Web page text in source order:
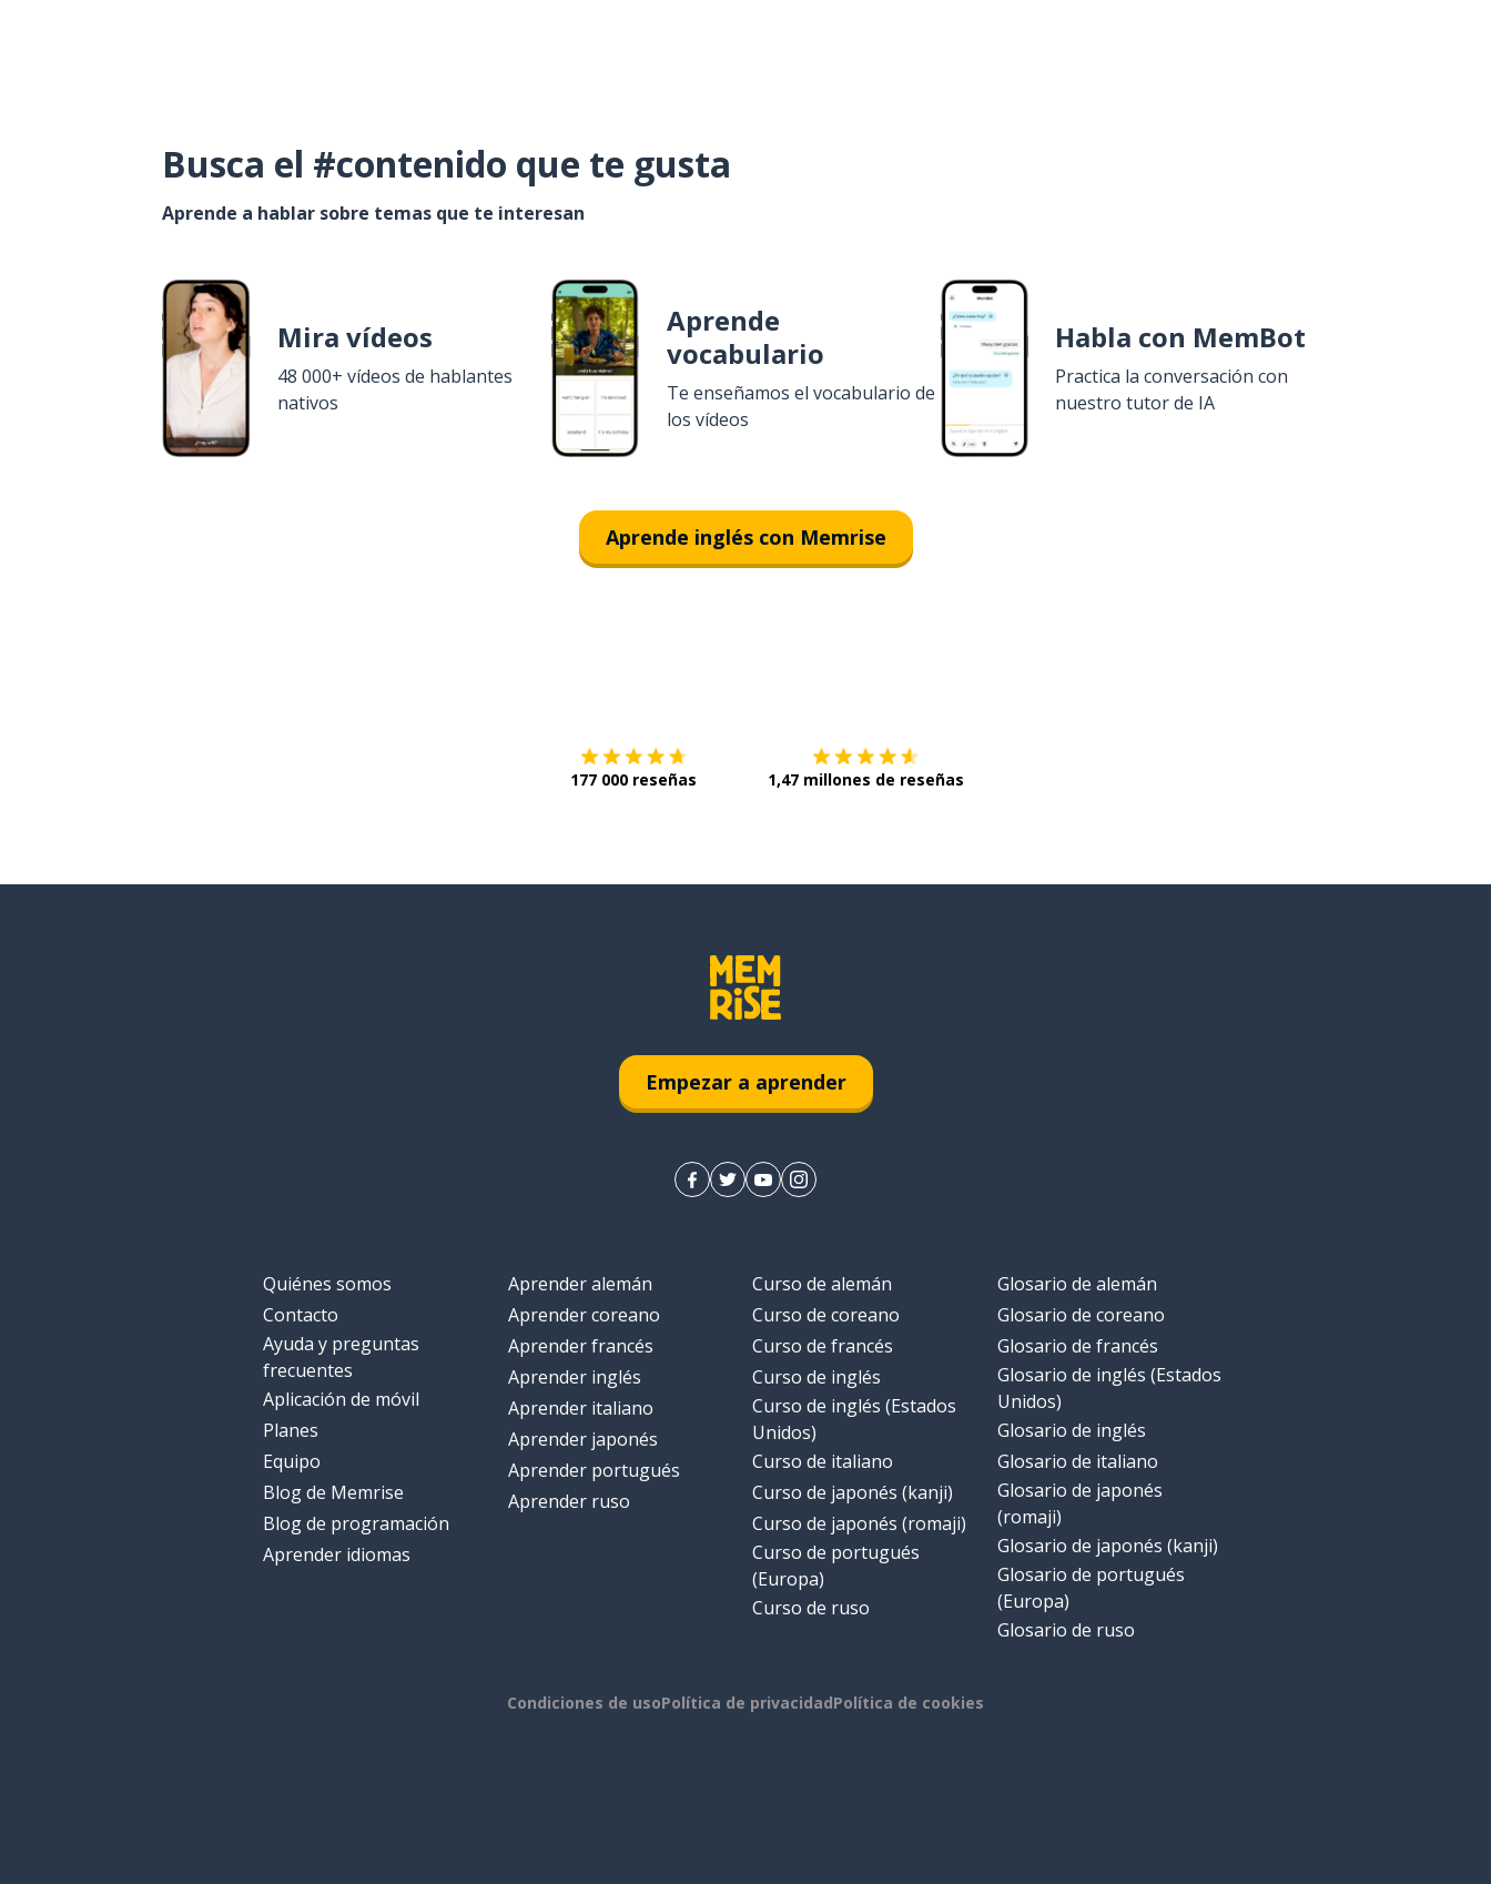
Busca el #contenido que te gusta
Aprende a hablar sobre temas que te interesan
Mira vídeos
48 000+ vídeos de hablantes
nativos
Aprende
vocabulario
Te enseñamos el vocabulario de
los vídeos
Habla con MemBot
Practica la conversación con
nuestro tutor de IA
Aprende inglés con Memrise
177 000 reseñas 1,47 millones de reseñas
Empezar a aprender
Quiénes somos
Contacto
Ayuda y preguntas
frecuentes
Aplicación de móvil
Planes
Equipo
Blog de Memrise
Blog de programación
Aprender idiomas
Aprender alemán
Aprender coreano
Aprender francés
Aprender inglés
Aprender italiano
Aprender japonés
Aprender portugués
Aprender ruso
Curso de alemán
Curso de coreano
Curso de francés
Curso de inglés
Curso de inglés (Estados
Unidos)
Curso de italiano
Curso de japonés (kanji)
Curso de japonés (romaji)
Curso de portugués
(Europa)
Curso de ruso
Glosario de alemán
Glosario de coreano
Glosario de francés
Glosario de inglés (Estados
Unidos)
Glosario de inglés
Glosario de italiano
Glosario de japonés
(romaji)
Glosario de japonés (kanji)
Glosario de portugués
(Europa)
Glosario de ruso
Condiciones de usoPolítica de privacidadPolítica de cookies